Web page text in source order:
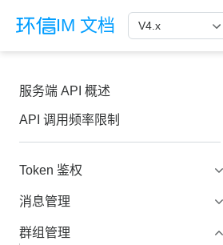
IM 文档 V4.x
服务端 API 概述
API 调用频率限制
Token 鉴权
消息管理
群组管理